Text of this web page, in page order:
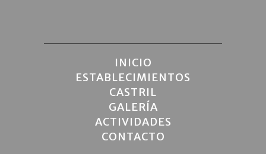
INICIO
ESTABLECIMIENTOS
CASTRIL
GALERÍA
ACTIVIDADES
CONTACTO